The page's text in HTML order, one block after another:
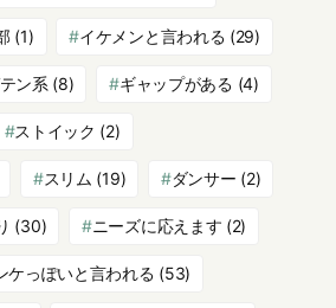
(1) イケメンと言われる (29)
ン系 (8) ギャップがある (4)
ストイック (2)
スリム (19) ダンサー (2)
(30) ニーズに応えます (2)
ケっぽいと言われる (53)